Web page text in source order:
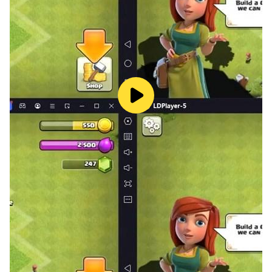
new world!
[Develop Civilization, Build a Homeland]
Say goodbye to the combat power-focused traditional
model. This game takes "Civilization" and "Prosperity"
as its core principles of development. By spreading
civilization and fostering friendly cooperation, you can
advance city development and make your nation
flourish. The fire of civilization will illuminate every
corner, forging a wealthy and harmonious new world.
[Wilderness Adventures, Mysterious Exploration]
In an otherworldly land full of unknowns and dangers,